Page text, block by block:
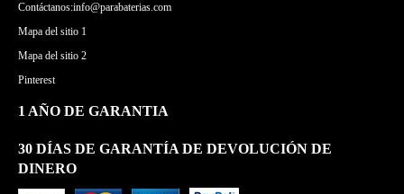
Contáctanos:info@parabaterias.com
Mapa del sitio 1
Mapa del sitio 2
Pinterest
1 AÑO DE GARANTIA
30 DÍAS DE GARANTÍA DE DEVOLUCIÓN DE
DINERO